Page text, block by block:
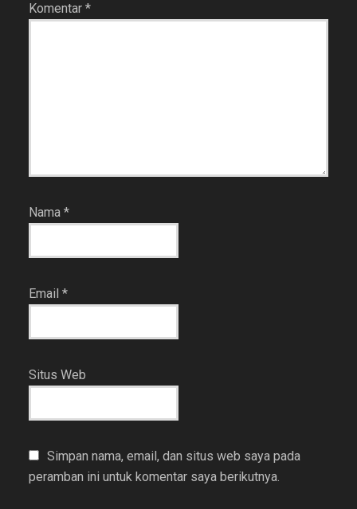
Komentar *
Nama *
Email *
Situs Web
Simpan nama, email, dan situs web saya pada
peramban ini untuk komentar saya berikutnya.